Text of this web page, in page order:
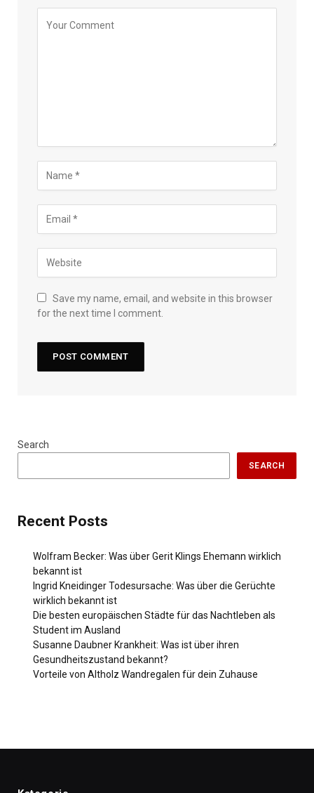
Save my name, email, and website in this browser
for the next time I comment.
Search
SEARCH
Recent Posts
Wolfram Becker: Was über Gerit Klings Ehemann wirklich
bekannt ist
Ingrid Kneidinger Todesursache: Was über die Gerüchte
wirklich bekannt ist
Die besten europäischen Städte für das Nachtleben als
Student im Ausland
Susanne Daubner Krankheit: Was ist über ihren
Gesundheitszustand bekannt?
Vorteile von Altholz Wandregalen für dein Zuhause